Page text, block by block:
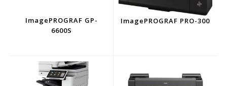
ImagePROGRAF GP-
6600S
ImagePROGRAF PRO-300